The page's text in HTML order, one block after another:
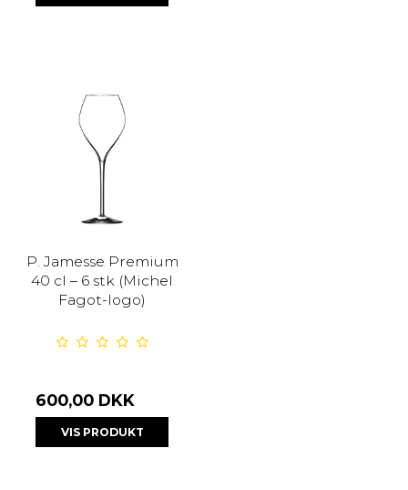
P. Jamesse Premium
40 cl – 6 stk (Michel
Fagot-logo)
600,00 DKK
VIS PRODUKT